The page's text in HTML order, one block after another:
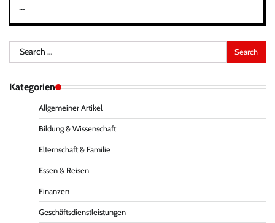
…
Search
for:
Kategorien
Allgemeiner Artikel
Bildung & Wissenschaft
Elternschaft & Familie
Essen & Reisen
Finanzen
Geschäftsdienstleistungen